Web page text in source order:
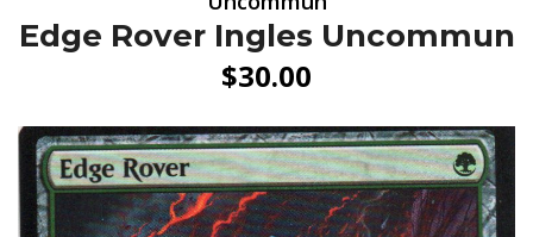
Edge Rover Ingles Uncommun
$30.00